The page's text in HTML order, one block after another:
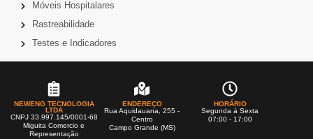
Móveis Hospitalares
Rastreabilidade
Testes e Indicadores
NEWENG TECNOLOGIA
LTDA
CNPJ 33.997.145/0001-68
Miguita Comercio e
Representação
ENDEREÇO
Rua Aquidauana, 255 -
Centro
Campo Grande (MS)
HORÁRIO
Segunda á Sexta
07:00 - 17:00